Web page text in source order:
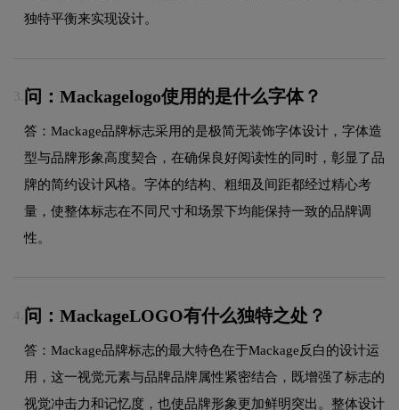
独特平衡来实现设计。
3. 问：Mackagelogo使用的是什么字体？
答：Mackage品牌标志采用的是极简无装饰字体设计，字体造
型与品牌形象高度契合，在确保良好阅读性的同时，彰显了品
牌的简约设计风格。字体的结构、粗细及间距都经过精心考
量，使整体标志在不同尺寸和场景下均能保持一致的品牌调
性。
4. 问：MackageLOGO有什么独特之处？
答：Mackage品牌标志的最大特色在于Mackage反白的设计运
用，这一视觉元素与品牌品牌属性紧密结合，既增强了标志的
视觉冲击力和记忆度，也使品牌形象更加鲜明突出。整体设计